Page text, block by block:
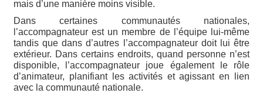
mais d’une manière moins visible.
Dans certaines communautés nationales,
l’accompagnateur est un membre de l’équipe lui-même
tandis que dans d’autres l’accompagnateur doit lui être
extérieur. Dans certains endroits, quand personne n’est
disponible, l’accompagnateur joue également le rôle
d’animateur, planifiant les activités et agissant en lien
avec la communauté nationale.